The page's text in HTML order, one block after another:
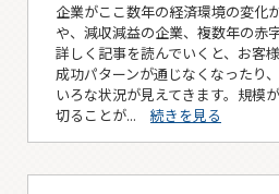
企業がここ数年の経済環境の変化
や、減収減益の企業、複数年の赤
詳しく記事を読んでいくと、お客
成功パターンが通じなくなったり
いろな状況が見えてきます。規模
切ることが... 続きを見る